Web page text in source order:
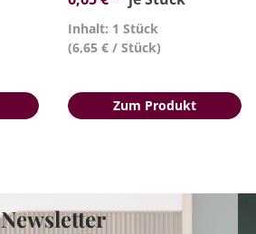
Inhalt: 1 Stück
(6,65 € / Stück)
Zum Produkt
Newsletter